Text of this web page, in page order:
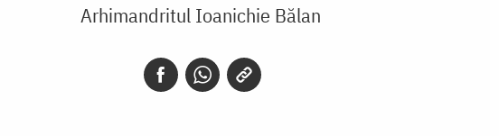
Arhimandritul Ioanichie Bălan